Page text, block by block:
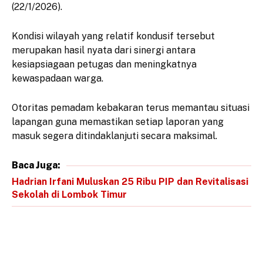
(22/1/2026).
​Kondisi wilayah yang relatif kondusif tersebut
merupakan hasil nyata dari sinergi antara
kesiapsiagaan petugas dan meningkatnya
kewaspadaan warga.
Otoritas pemadam kebakaran terus memantau situasi
lapangan guna memastikan setiap laporan yang
masuk segera ditindaklanjuti secara maksimal.
Baca Juga:
Hadrian Irfani Muluskan 25 Ribu PIP dan Revitalisasi
Sekolah di Lombok Timur